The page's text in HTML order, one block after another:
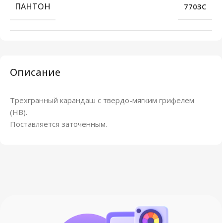
Описание
Трехгранный карандаш с твердо-мягким грифелем
(HB).
Поставляется заточенным.
ПАНТОН 7703C